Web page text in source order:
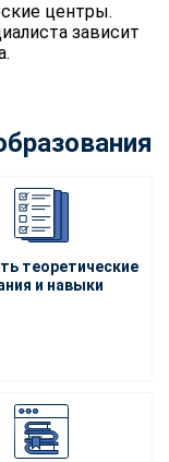
центры.
зависит
теоретические
и навыки